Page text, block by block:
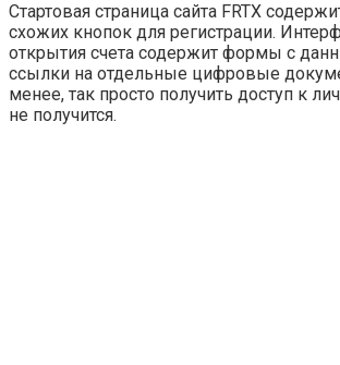
Стартовая страница сайта FRTX
схожих кнопок для регистрации.
открытия счета содержит формы с
ссылки на отдельные цифровые
менее, так просто получить доступ к
не получится.